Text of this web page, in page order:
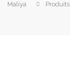
Maliya Produits